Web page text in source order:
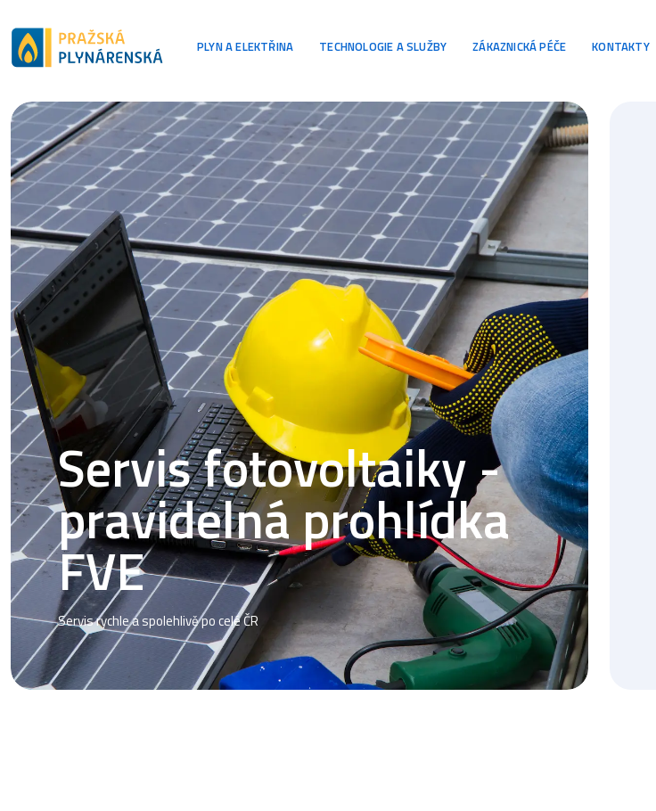
Hlavní navigace
PLYN A ELEKTŘINA TECHNOLOGIE A SLUŽBY ZÁKAZNICKÁ PÉČE KONTAKTY
Servis fotovoltaiky -
pravidelná prohlídka
FVE
Servis rychle a spolehlivě po celé ČR